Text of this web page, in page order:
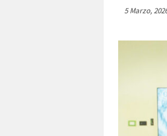
5 Marzo,